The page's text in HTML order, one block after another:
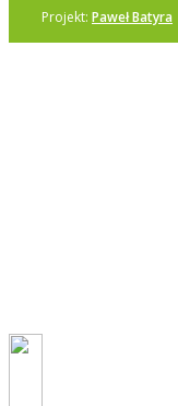
Projekt: Paweł Batyra